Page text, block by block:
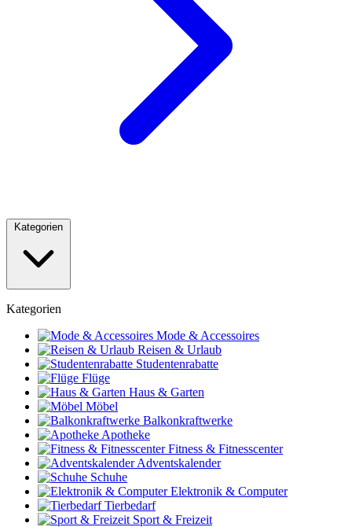
Kategorien
Mode & Accessoires
Reisen & Urlaub
Studentenrabatte
Flüge
Haus & Garten
Möbel
Balkonkraftwerke
Apotheke
Fitness & Fitnesscenter
Adventskalender
Schuhe
Elektronik & Computer
Tierbedarf
Sport & Freizeit